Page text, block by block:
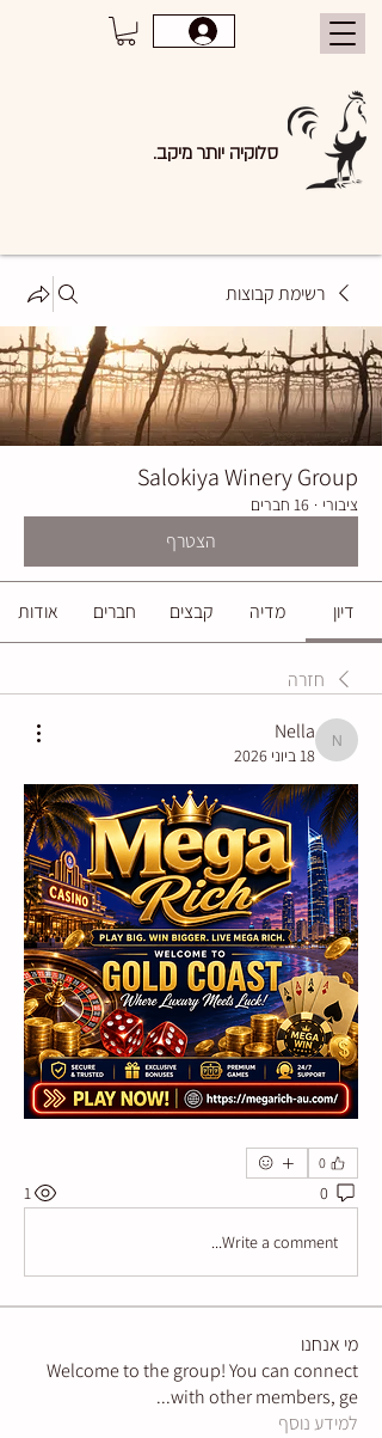
סלוקיה יותר מיקב.
רשימת קבוצות
Salokiya Winery Group
ציבורי · 16 חברים
הצטרף
דיון מדיה קבצים חברים אודות
חזרה
Nella
Nella
18 ביוני 2026
0
0
1
Write a comment...
מי אנחנו
Welcome to the group! You can connect
with other members, ge
...
למידע נוסף